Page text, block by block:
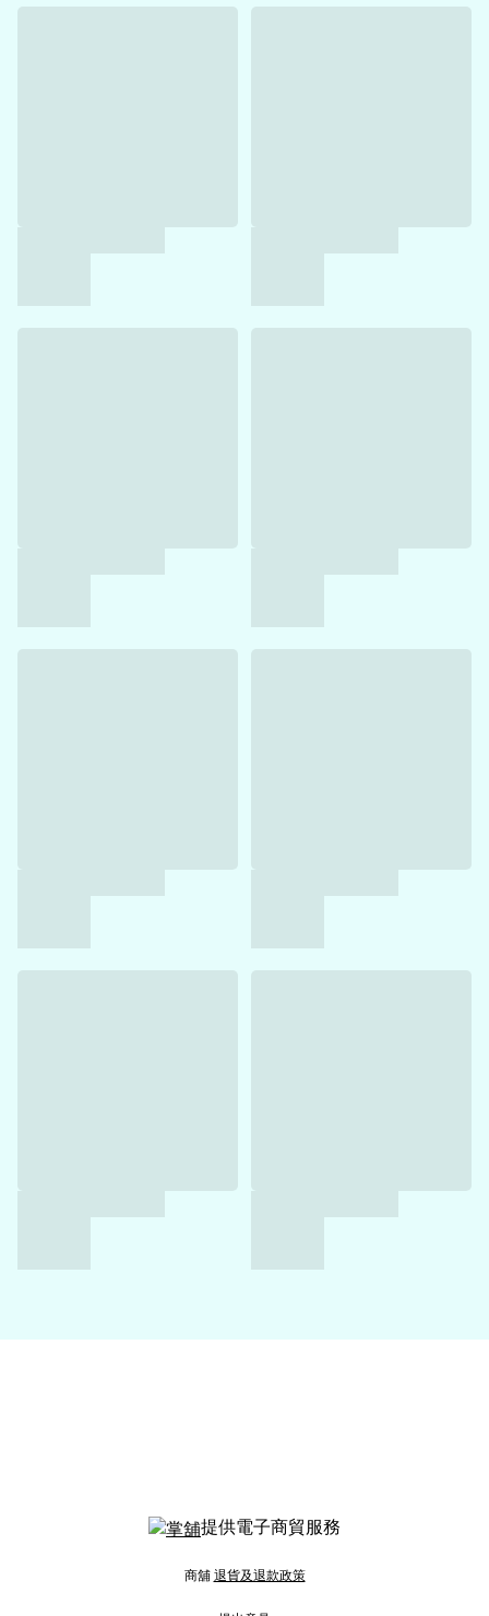
提供電子商貿服務
商舖 退貨及退款政策